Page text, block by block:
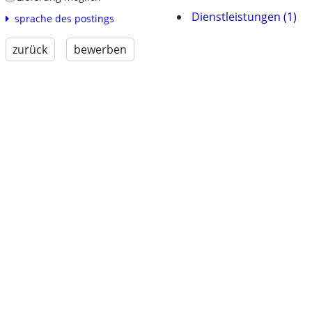
sprache des postings
zurück bewerben
Dienstleistungen (1)